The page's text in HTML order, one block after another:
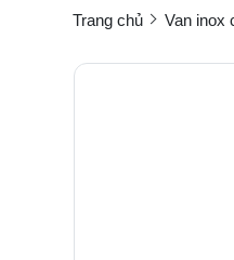
Trang chủ Van inox